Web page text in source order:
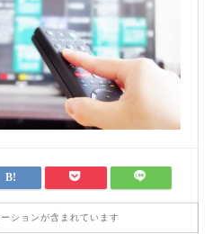
ションが含まれています